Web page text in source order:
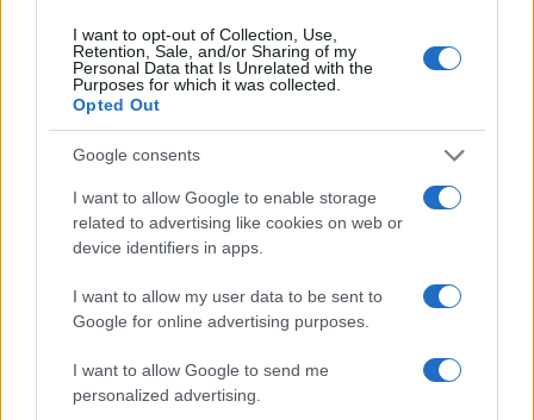
I want to opt-out of Collection, Use,
Retention, Sale, and/or Sharing of my
Personal Data that Is Unrelated with the
Purposes for which it was collected.
Opted Out
Google consents
I want to allow Google to enable storage
related to advertising like cookies on web or
device identifiers in apps.
I want to allow my user data to be sent to
Google for online advertising purposes.
I want to allow Google to send me
personalized advertising.
TEMI: Calcio Budoni Tony Rodriguez
Inviaci le tue segnalazioni,
Su WhatsApp al numero +39
345 356 7512